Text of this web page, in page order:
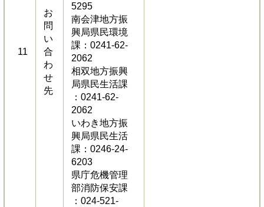
11
お
問
い
合
わ
せ
先
5295
南会津地方振
興局県民環境
課：0241-62-
2062
相双地方振興
局県民生活課
：0241-62-
2062
いわき地方振
興局県民生活
課：0246-24-
6203
県庁危機管理
部消防保安課
：024-521-